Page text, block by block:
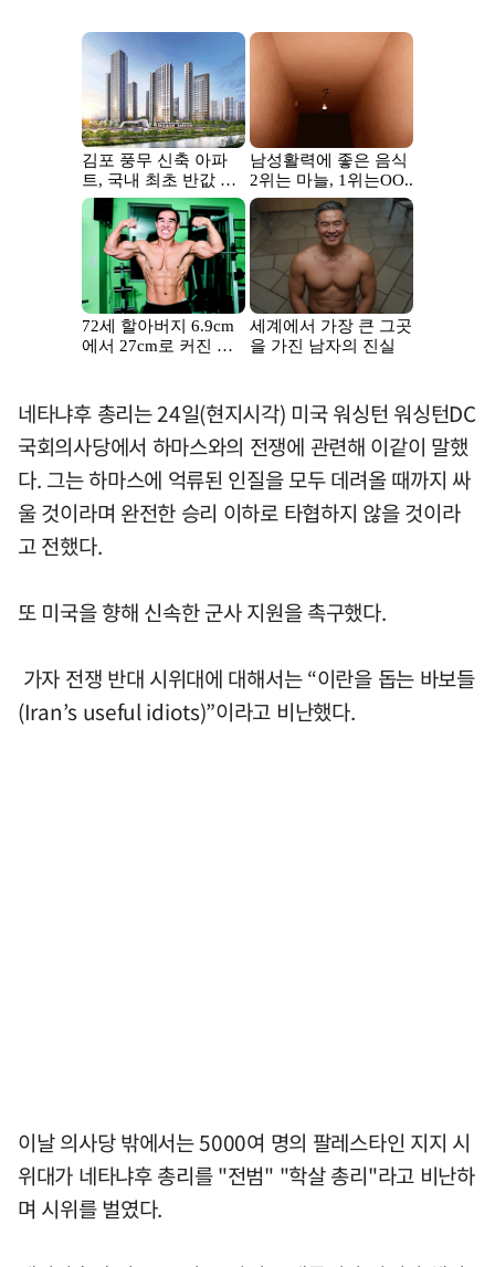
네타냐후 총리는 24일(현지시각) 미국 워싱턴 워싱턴DC
국회의사당에서 하마스와의 전쟁에 관련해 이같이 말했
다. 그는 하마스에 억류된 인질을 모두 데려올 때까지 싸
울 것이라며 완전한 승리 이하로 타협하지 않을 것이라
고 전했다.
또 미국을 향해 신속한 군사 지원을 촉구했다.
가자 전쟁 반대 시위대에 대해서는 “이란을 돕는 바보들
(Iran’s useful idiots)”이라고 비난했다.
이날 의사당 밖에서는 5000여 명의 팔레스타인 지지 시
위대가 네타냐후 총리를 "전범" "학살 총리"라고 비난하
며 시위를 벌였다.